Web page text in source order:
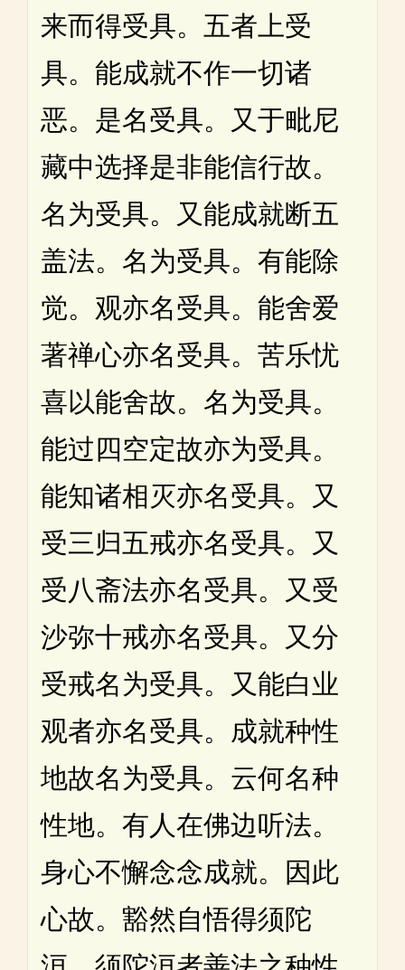
来而得受具。五者上受
具。能成就不作一切诸
恶。是名受具。又于毗尼
藏中选择是非能信行故。
名为受具。又能成就断五
盖法。名为受具。有能除
觉。观亦名受具。能舍爱
著禅心亦名受具。苦乐忧
喜以能舍故。名为受具。
能过四空定故亦为受具。
能知诸相灭亦名受具。又
受三归五戒亦名受具。又
受八斋法亦名受具。又受
沙弥十戒亦名受具。又分
受戒名为受具。又能白业
观者亦名受具。成就种性
地故名为受具。云何名种
性地。有人在佛边听法。
身心不懈念念成就。因此
心故。豁然自悟得须陀